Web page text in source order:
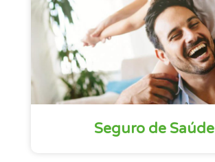
Seguro de Saúde